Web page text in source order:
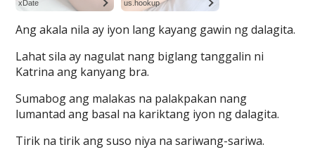
Ang akala nila ay iyon lang kayang gawin ng dalagita.
Lahat sila ay nagulat nang biglang tanggalin ni
Katrina ang kanyang bra.
Sumabog ang malakas na palakpakan nang
lumantad ang basal na kariktang iyon ng dalagita.
Tirik na tirik ang suso niya na sariwang-sariwa.